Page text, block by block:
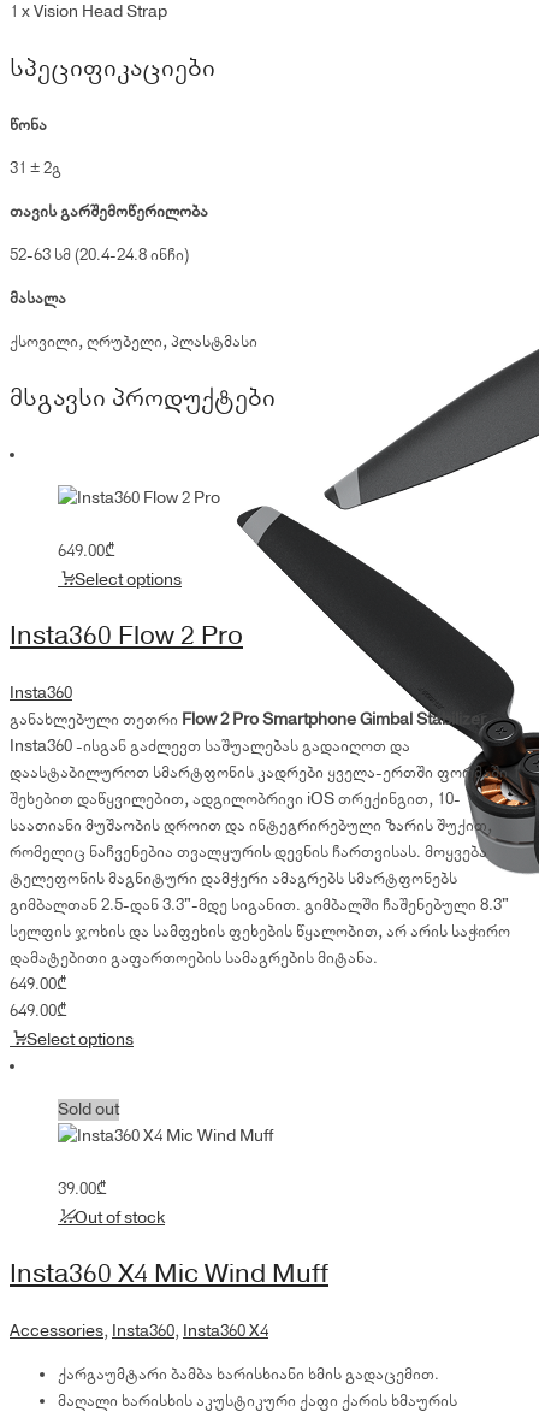
1 x Vision Head Strap
სპეციფიკაციები
წონა
31 ± 2გ
თავის გარშემოწერილობა
52-63 სმ (20.4-24.8 ინჩი)
მასალა
ქსოვილი, ღრუბელი, პლასტმასი
მსგავსი პროდუქტები
649.00₾
Select options
Insta360 Flow 2 Pro
Insta360
განახლებული თეთრი Flow 2 Pro Smartphone Gimbal Stabilizer
Insta360 -ისგან გაძლევთ საშუალებას გადაიღოთ და
დაასტაბილუროთ სმარტფონის კადრები ყველა-ერთში ფორმაში 1
შეხებით დაწყვილებით, ადგილობრივი iOS თრექინგით, 10-
საათიანი მუშაობის დროით და ინტეგრირებული ზარის შუქით,
რომელიც ნაჩვენებია თვალყურის დევნის ჩართვისას. მოყვება
ტელეფონის მაგნიტური დამჭერი ამაგრებს სმარტფონებს
გიმბალთან 2.5-დან 3.3"-მდე სიგანით. გიმბალში ჩაშენებული 8.3"
სელფის ჯოხის და სამფეხის ფეხების წყალობით, არ არის საჭირო
დამატებითი გაფართოების სამაგრების მიტანა.
649.00₾
649.00₾
Select options
Sold out
39.00₾
Out of stock
Insta360 X4 Mic Wind Muff
Accessories, Insta360, Insta360 X4
ქარგაუმტარი ბამბა ხარისხიანი ხმის გადაცემით.
მაღალი ხარისხის აკუსტიკური ქაფი ქარის ხმაურის